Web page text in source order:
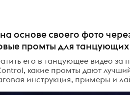
основе своего фото
промты для
его в танцующее видео за
какие промты дают
инструкция, примеры и